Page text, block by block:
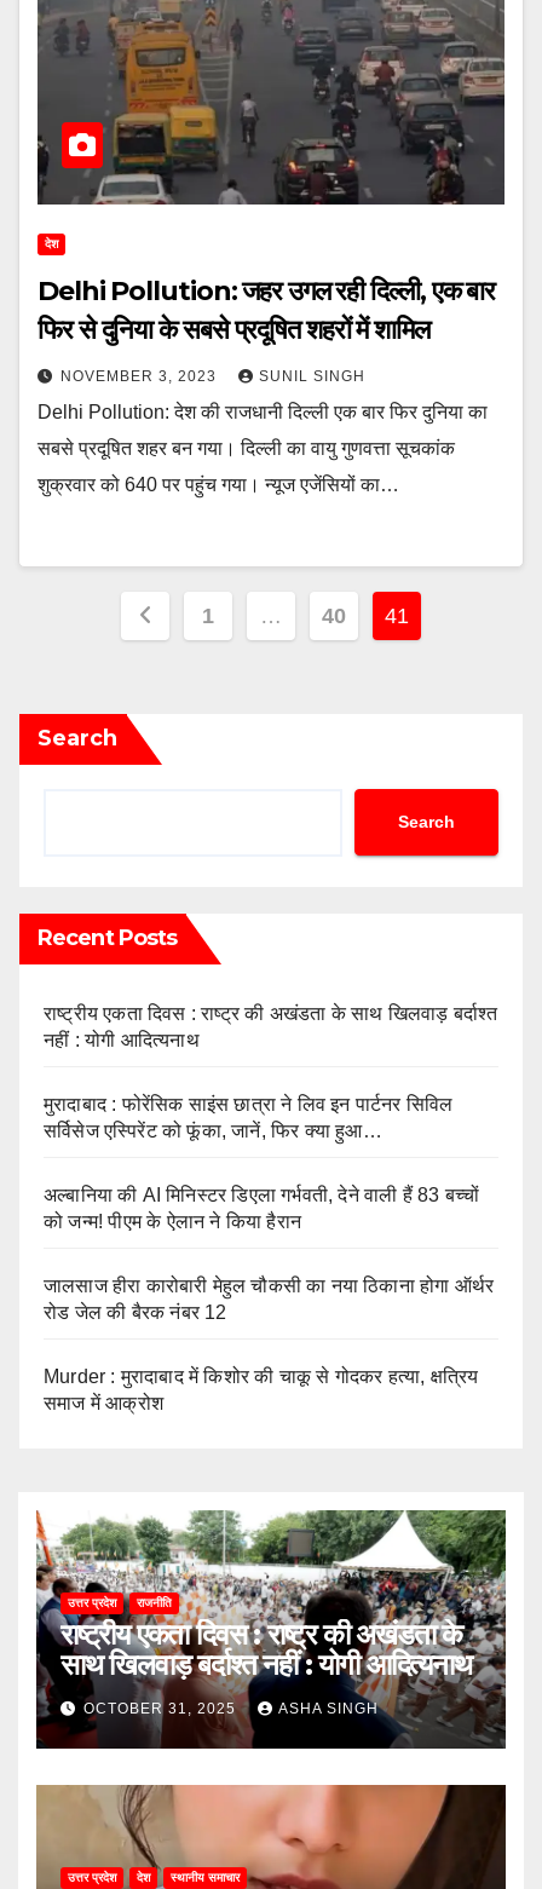
देश
Delhi Pollution: जहर उगल रही दिल्ली, एक बार
फिर से दुनिया के सबसे प्रदूषित शहरों में शामिल
NOVEMBER 3, 2023 SUNIL SINGH
Delhi Pollution: देश की राजधानी दिल्ली एक बार फिर दुनिया का
सबसे प्रदूषित शहर बन गया। दिल्ली का वायु गुणवत्ता सूचकांक
शुक्रवार को 640 पर पहुंच गया। न्यूज एजेंसियों का…
1 … 40 41
Search
Search
Recent Posts
राष्ट्रीय एकता दिवस : राष्ट्र की अखंडता के साथ खिलवाड़ बर्दाश्त
नहीं : योगी आदित्यनाथ
मुरादाबाद : फोरेंसिक साइंस छात्रा ने लिव इन पार्टनर सिविल
सर्विसेज एस्पिरेंट को फूंका, जानें, फिर क्या हुआ…
अल्बानिया की AI मिनिस्‍टर डिएला गर्भवती, देने वाली हैं 83 बच्चों
को जन्‍म! पीएम के ऐलान ने किया हैरान
जालसाज हीरा कारोबारी मेहुल चौकसी का नया ठिकाना होगा ऑर्थर
रोड जेल की बैरक नंबर 12
Murder : मुरादाबाद में किशोर की चाकू से गोदकर हत्या, क्षत्रिय
समाज में आक्रोश
उत्तर प्रदेश राजनीति
राष्ट्रीय एकता दिवस : राष्ट्र की अखंडता के
साथ खिलवाड़ बर्दाश्त नहीं : योगी आदित्यनाथ
OCTOBER 31, 2025 ASHA SINGH
उत्तर प्रदेश देश स्थानीय समाचार